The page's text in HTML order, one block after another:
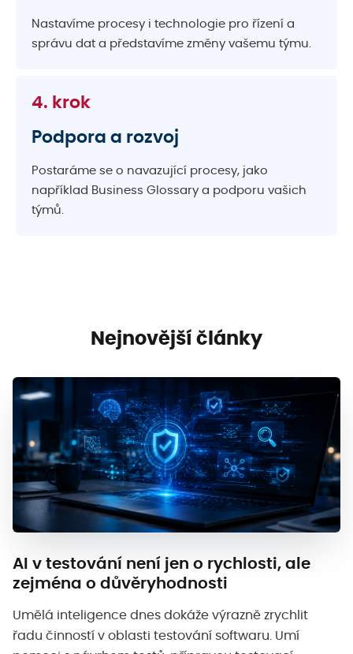
Nastavíme procesy i technologie pro řízení a
správu dat a představíme změny vašemu týmu.
4. krok
Podpora a rozvoj
Postaráme se o navazující procesy, jako
například Business Glossary a podporu vašich
týmů.
Nejnovější články
AI v testování není jen o rychlosti, ale
zejména o důvěryhodnosti
Umělá inteligence dnes dokáže výrazně zrychlit
řadu činností v oblasti testování softwaru. Umí